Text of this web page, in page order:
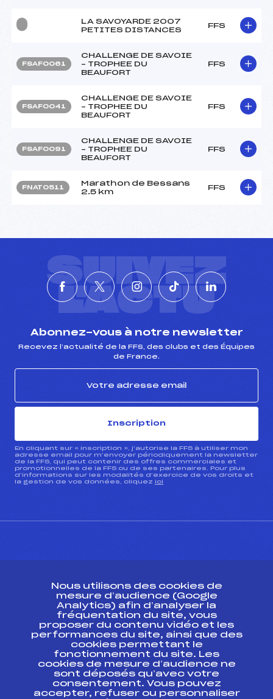
LA SAVOYARDE 2007
PETITES DISTANCES
FFS
FSAF0061
CHALLENGE DE SAVOIE
– TROPHEE DU
BEAUFORT
FFS
FSAF0041
CHALLENGE DE SAVOIE
– TROPHEE DU
BEAUFORT
FFS
FSAF0091
CHALLENGE DE SAVOIE
– TROPHEE DU
BEAUFORT
FFS
FNAT0511
Marathon de Bessans
2.5 km
FFS
SUIVEZ
L'ACTU
Abonnez-vous à notre newsletter
Recevez l’actualité de la FFS, des clubs et des Équipes
de France.
Inscription
En cliquant sur « inscription », j’autorise la FFS à utiliser mon
adresse email pour m’envoyer périodiquement la newsletter
de la FFS, qui peut contenir des offres commerciales et
promotionnelles de la FFS ou de ses partenaires. Pour plus
d’informations sur les modalités d’exercice de vos droits et
la gestion de vos données, cliquez ici
ESPACE PRESSE
Ressources
Pass’Neige
Projet sportif fédéral
Projet de performance fédéral
Antidopage
Pôle Développement, Formation, Suivi
Nous utilisons des cookies de
mesure d’audience (Google
Analytics) afin d’analyser la
fréquentation du site, vous
proposer du contenu vidéo et les
performances du site, ainsi que des
cookies permettant le
fonctionnement du site. Les
cookies de mesure d’audience ne
sont déposés qu’avec votre
consentement. Vous pouvez
accepter, refuser ou personnaliser